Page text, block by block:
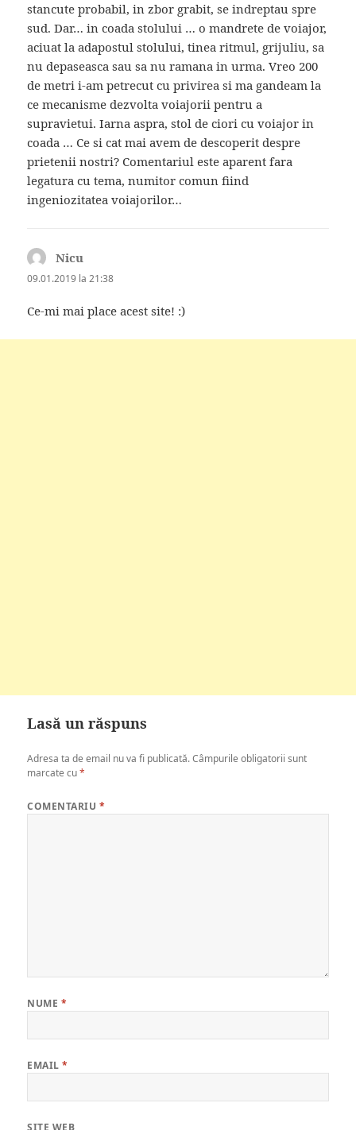
stancute probabil, in zbor grabit, se indreptau spre
sud. Dar… in coada stolului … o mandrete de voiajor,
aciuat la adapostul stolului, tinea ritmul, grijuliu, sa
nu depaseasca sau sa nu ramana in urma. Vreo 200
de metri i-am petrecut cu privirea si ma gandeam la
ce mecanisme dezvolta voiajorii pentru a
supravietui. Iarna aspra, stol de ciori cu voiajor in
coada … Ce si cat mai avem de descoperit despre
prietenii nostri? Comentariul este aparent fara
legatura cu tema, numitor comun fiind
ingeniozitatea voiajorilor…
Nicu
09.01.2019 la 21:38
Ce-mi mai place acest site! :)
Lasă un răspuns
Adresa ta de email nu va fi publicată. Câmpurile obligatorii sunt
marcate cu*
COMENTARIU *
NUME *
EMAIL*